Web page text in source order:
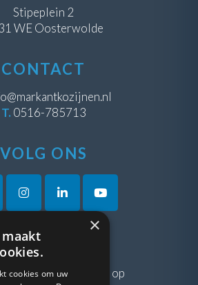
Stipeplein 2
WE Oosterwolde
CONTACT
T. 0516-785713
VOLG ONS
VRAGEN?
contactmet ons op
×
cookies om uw